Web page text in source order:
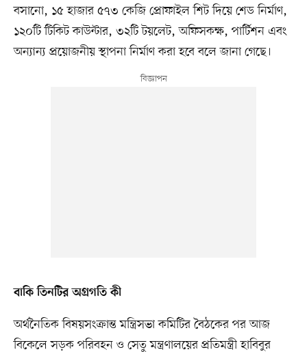
বসানো, ১৫ হাজার ৫৭৩ কেজি প্রোফাইল শিট দিয়ে শেড নির্মাণ,
১২০টি টিকিট কাউন্টার, ৩২টি টয়লেট, অফিসকক্ষ, পার্টিশন এবং
অন্যান্য প্রয়োজনীয় স্থাপনা নির্মাণ করা হবে বলে জানা গেছে।
বাকি তিনটির অগ্রগতি কী
অর্থনৈতিক বিষয়সংক্রান্ত মন্ত্রিসভা কমিটির বৈঠকের পর আজ
বিকেলে সড়ক পরিবহন ও সেতু মন্ত্রণালয়ের প্রতিমন্ত্রী হাবিবুর